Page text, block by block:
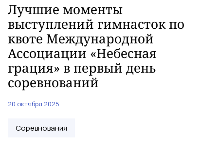
Лучшие моменты
выступлений гимнасток по
квоте Международной
Ассоциации «Небесная
грация» в первый день
соревнований
20 октября 2025
Соревнования